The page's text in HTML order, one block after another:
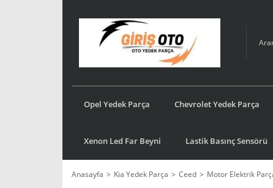
Opel Yedek Parça Chevrolet Yedek Parça
Xenon Led Far Beyni Lastik Basınç Sensörü
Anasayfa Kia Yedek Parça Ceed Motor Elektrik